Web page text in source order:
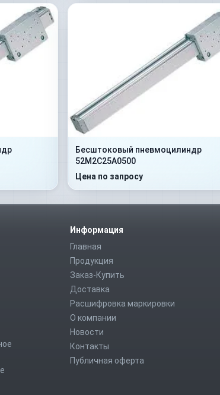
Бесштоковый пневмоцилиндр
52M2C25A0500
Цена по запросу
Информация
Главная
Продукция
Заказ-Купить
Доставка
Расшифровка маркировки
О компании
Новости
Контакты
Публичная оферта